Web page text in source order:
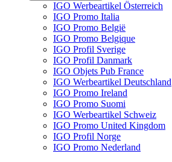
IGO Werbeartikel Österreich
IGO Promo Italia
IGO Promo België
IGO Promo Belgique
IGO Profil Sverige
IGO Profil Danmark
IGO Objets Pub France
IGO Werbeartikel Deutschland
IGO Promo Ireland
IGO Promo Suomi
IGO Werbeartikel Schweiz
IGO Promo United Kingdom
IGO Profil Norge
IGO Promo Nederland